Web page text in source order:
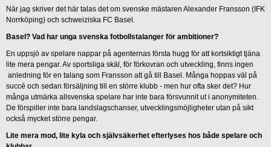
När jag skriver det här talas det om svenske mästaren Alexander Fransson (IFK
Norrköping) och schweiziska FC Basel.
Basel? Vad har unga svenska fotbollstalanger för ambitioner?
En uppsjö av spelare nappar på agenternas första hugg för att kortsiktigt tjäna
lite mera pengar. Av sportsliga skäl, för förkovran och utveckling, finns ingen
anledning för en talang som Fransson att gå till Basel. Många hoppas väl på
succé och sedan försäljning till en större klubb - men hur ofta sker det? Hur
många utmärka allsvenska spelare har inte bara försvunnit ut i anonymiteten.
De förspiller inte bara landslagschanser, utvecklingsmöjligheter utan på sikt
också mycket större pengar.
Lite mera mod, lite kyla och självsäkerhet efterlyses hos både spelare och